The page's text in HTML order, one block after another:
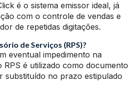
é o sistema emissor ideal, já
com o controle de vendas e
de repetidas digitações.
de Serviços (RPS)?
eventual impedimento na
RPS é utilizado como documento
substituído no prazo estipulado